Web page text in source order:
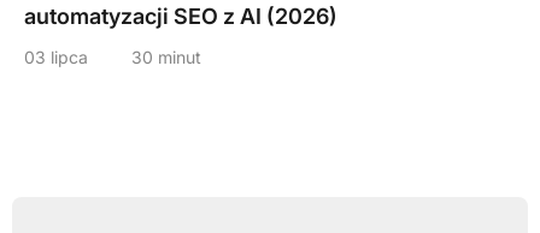
automatyzacji SEO z AI (2026)
03 lipca 30 minut